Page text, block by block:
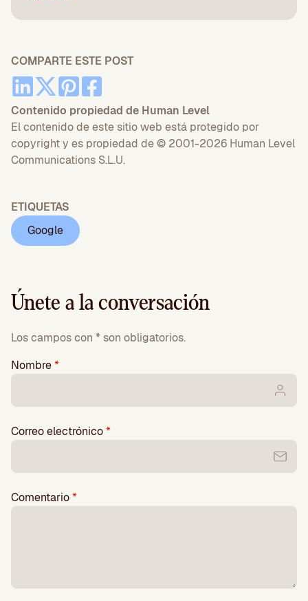
COMPARTE ESTE POST
Contenido propiedad de Human Level
El contenido de este sitio web está protegido por
copyright y es propiedad de © 2001-2026 Human Level
Communications S.L.U.
ETIQUETAS
Google
Únete a la conversación
Los campos con * son obligatorios.
Nombre*
Correo electrónico*
Comentario*